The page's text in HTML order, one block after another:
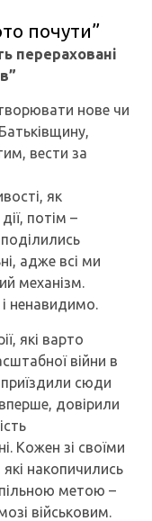
почути”
перераховані
нове чи
вести за
як
потім –
поділились
адже всі ми
механізм.
ненавидимо.
які варто
війни в
приїздили сюди
довірили
Кожен зі своїми
накопичились
метою –
військовим.